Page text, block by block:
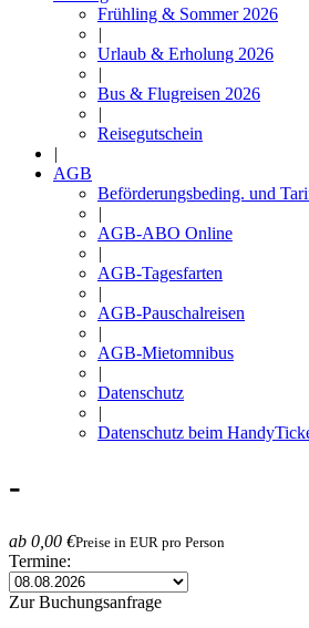
Frühling & Sommer 2026
|
Urlaub & Erholung 2026
|
Bus & Flugreisen 2026
|
Reisegutschein
|
AGB
Beförderungsbeding. und
|
AGB-ABO Online
|
AGB-Tagesfarten
|
AGB-Pauschalreisen
|
AGB-Mietomnibus
|
Datenschutz
|
Datenschutz beim
-
ab 0,00 €Preise in EUR pro Person
Termine:
Zur Buchungsanfrage